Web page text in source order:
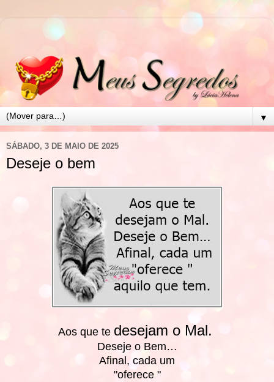
▼
SÁBADO, 3 DE MAIO DE 2025
Deseje o bem
Aos que te desejam o Mal.
Deseje o Bem…
Afinal, cada um
"oferece "